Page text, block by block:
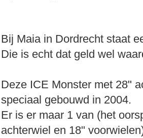
Bij Maia in Dordrecht staat
Die is echt dat geld wel
Deze ICE Monster met 28"
speciaal gebouwd in 2004.
Er is er maar 1 van (het
achterwiel en 18"